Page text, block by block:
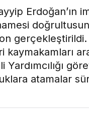
Erdoğan’ın
atamalar